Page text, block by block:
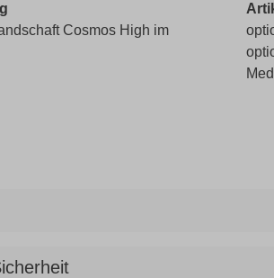
Cosmos High im